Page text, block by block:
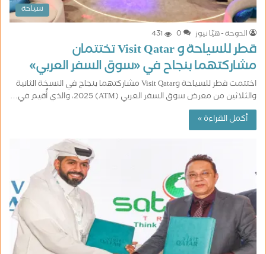
سياحة
الدوحة - هيّا نيوز
0
431
قطر للسياحة و Visit Qatar تختتمان
مشاركتهما بنجاح في «سوق السفر العربي»
اختتمت قطر للسياحة وVisit Qatar مشاركتهما بنجاح في النسخة الثانية
والثلاثين من معرض سوق السفر العربي (ATM) 2025، والذي أُقيم في…
أكمل القراءة »